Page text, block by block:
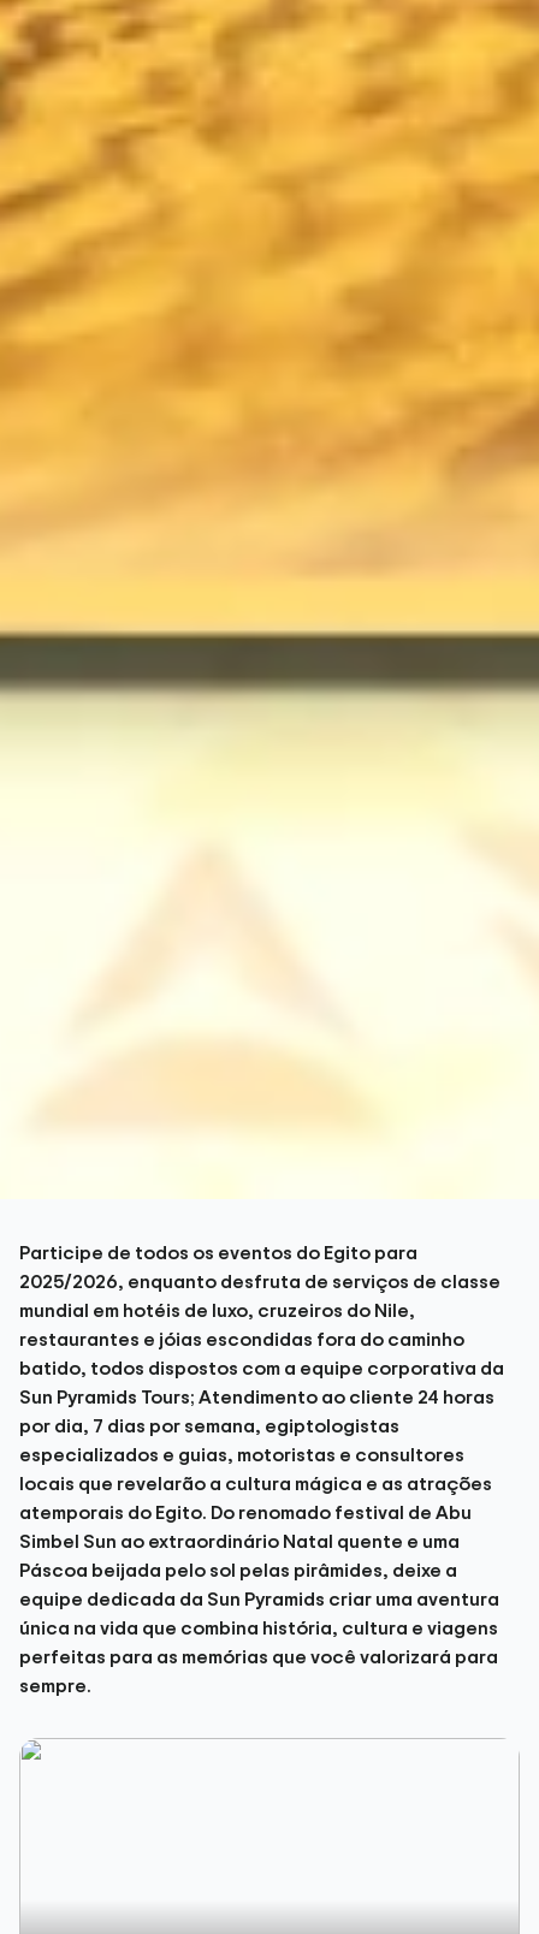
Participe de todos os eventos do Egito para
2025/2026, enquanto desfruta de serviços de classe
mundial em hotéis de luxo, cruzeiros do Nile,
restaurantes e jóias escondidas fora do caminho
batido, todos dispostos com a equipe corporativa da
Sun Pyramids Tours; Atendimento ao cliente 24 horas
por dia, 7 dias por semana, egiptologistas
especializados e guias, motoristas e consultores
locais que revelarão a cultura mágica e as atrações
atemporais do Egito. Do renomado festival de Abu
Simbel Sun ao extraordinário Natal quente e uma
Páscoa beijada pelo sol pelas pirâmides, deixe a
equipe dedicada da Sun Pyramids criar uma aventura
única na vida que combina história, cultura e viagens
perfeitas para as memórias que você valorizará para
sempre.